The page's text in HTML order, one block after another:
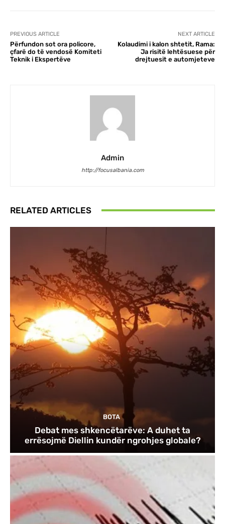
PREVIOUS ARTICLE
Përfundon sot ora policore,
çfarë do të vendosë Komiteti
Teknik i Ekspertëve
NEXT ARTICLE
Kolaudimi i kalon shtetit, Rama:
Ja risitë lehtësuese për
drejtuesit e automjeteve
Admin
http://focusalbania.com
RELATED ARTICLES
BOTA
Debat mes shkencëtarëve: A duhet ta
errësojmë Diellin kundër ngrohjes globale?